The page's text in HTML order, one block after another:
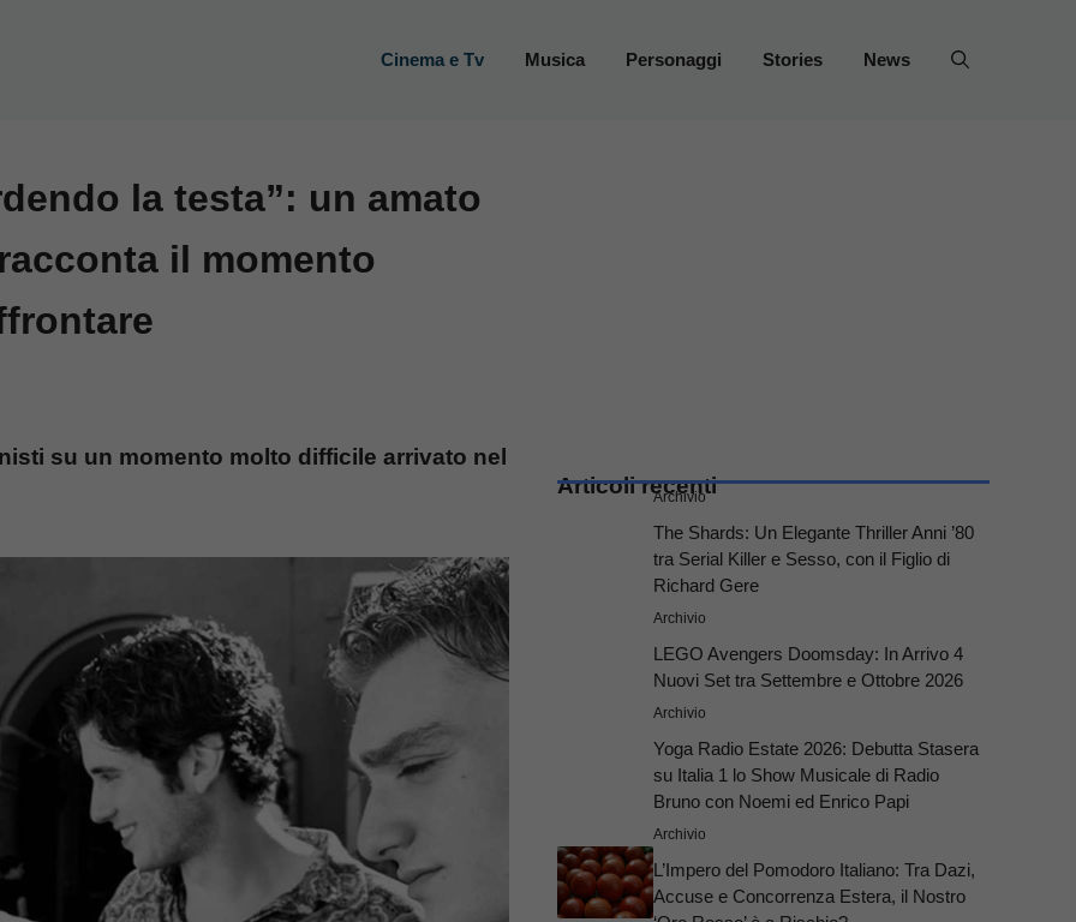
Cinema e Tv Musica Personaggi Stories News
la testa”: un amato
il momento
su un momento molto difficile arrivato nel
Articoli recenti
Archivio
The Shards: Un Elegante Thriller Anni ’80
tra Serial Killer e Sesso, con il Figlio di
Richard Gere
Archivio
LEGO Avengers Doomsday: In Arrivo 4
Nuovi Set tra Settembre e Ottobre 2026
Archivio
Yoga Radio Estate 2026: Debutta Stasera
su Italia 1 lo Show Musicale di Radio
Bruno con Noemi ed Enrico Papi
Archivio
L’Impero del Pomodoro Italiano: Tra Dazi,
Accuse e Concorrenza Estera, il Nostro